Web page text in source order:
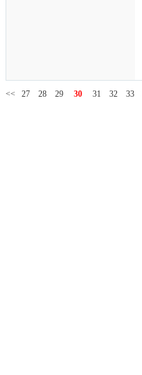
<< 27 28 29 30 31 32 33